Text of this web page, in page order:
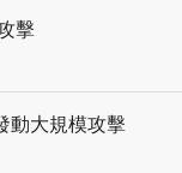
擊
動大規模攻擊